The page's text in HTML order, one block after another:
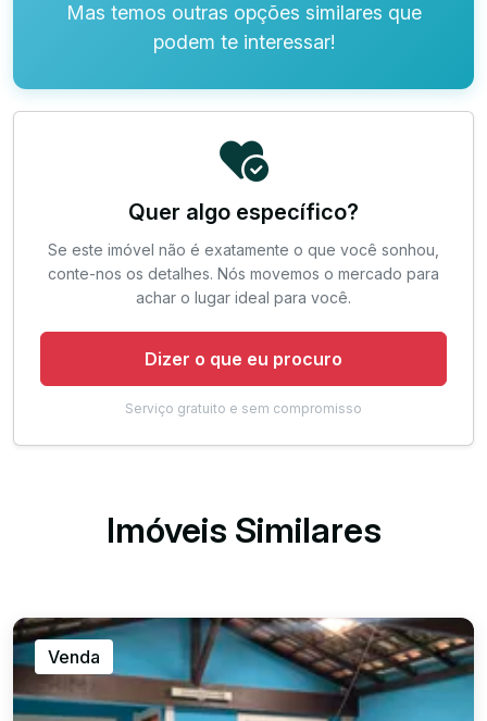
Mas temos outras opções similares que
podem te interessar!
Quer algo específico?
Se este imóvel não é exatamente o que você sonhou,
conte-nos os detalhes. Nós movemos o mercado para
achar o lugar ideal para você.
Dizer o que eu procuro
Serviço gratuito e sem compromisso
Imóveis Similares
Venda